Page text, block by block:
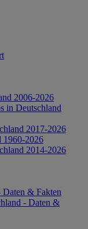
2006-2026
in Deutschland
2017-2026
1960-2026
2014-2026
& Fakten
- Daten &